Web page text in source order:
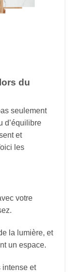
du
seulement
d’équilibre
et
les
votre
la lumière, et
un espace.
intense et